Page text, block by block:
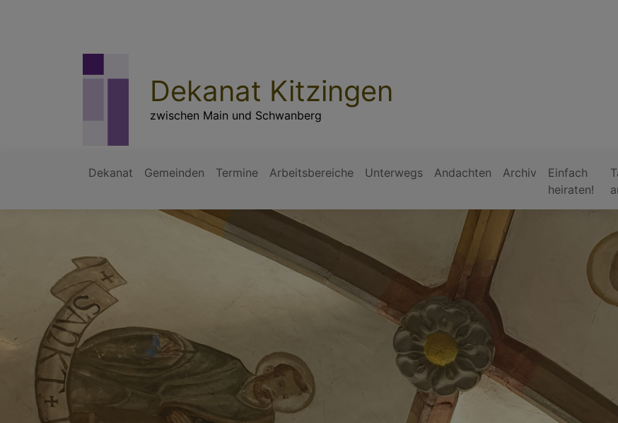
Dekanat Kitzingen
zwischen Main und Schwanberg
Dekanat Gemeinden Termine Arbeitsbereiche Unterwegs Andachten Archiv
Einfach
heiraten!